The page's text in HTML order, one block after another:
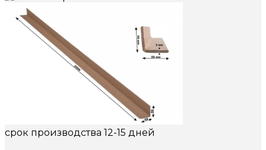
срок производства 12-15 дней